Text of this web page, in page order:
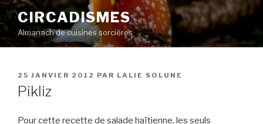
Aller
au
contenu
principal
CIRCADISMES
Almanach de cuisines sorcières
PUBLIÉ
LE
25 JANVIER 2012 PAR LALIE SOLUNE
Pikliz
Pour cette recette de salade haïtienne, les seuls